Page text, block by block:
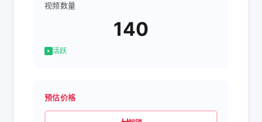
视频数量
140
活跃
预估价格